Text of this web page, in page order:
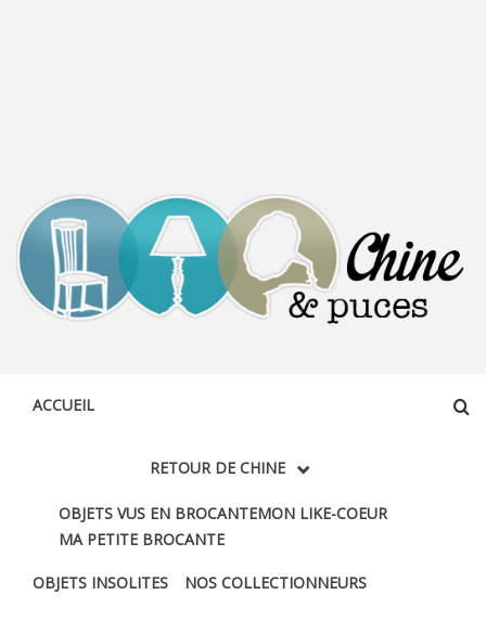
ACCUEIL
RETOUR DE CHINE
OBJETS VUS EN BROCANTEMON LIKE-COEUR
MA PETITE BROCANTE
OBJETS INSOLITES NOS COLLECTIONNEURS